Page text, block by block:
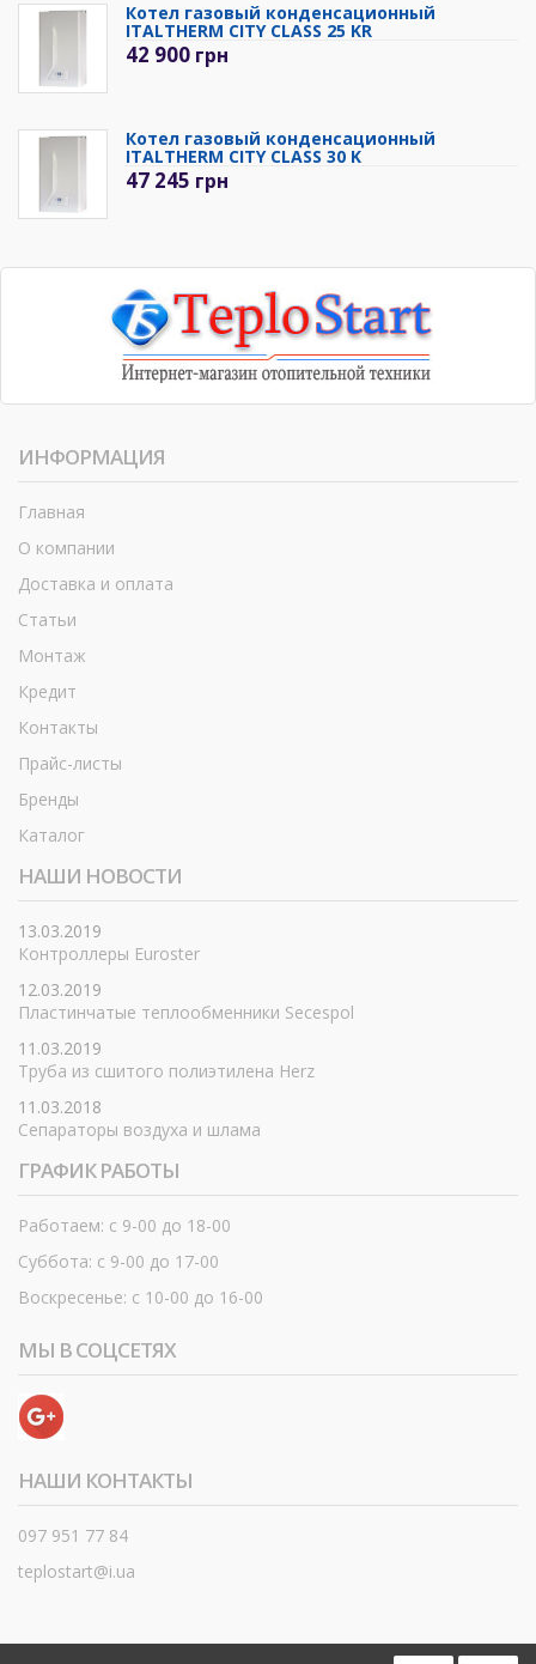
Котел газовый конденсационный
ITALTHERM CITY CLASS 25 KR
42 900 грн
Котел газовый конденсационный
ITALTHERM CITY CLASS 30 K
47 245 грн
ИНФОРМАЦИЯ
Главная
О компании
Доставка и оплата
Статьи
Монтаж
Кредит
Контакты
Прайс-листы
Бренды
Каталог
НАШИ НОВОСТИ
13.03.2019
Контроллеры Euroster
12.03.2019
Пластинчатые теплообменники Secespol
11.03.2019
Труба из сшитого полиэтилена Herz
11.03.2018
Сепараторы воздуха и шлама
ГРАФИК РАБОТЫ
Работаем: с 9-00 до 18-00
Суббота: с 9-00 до 17-00
Воскресенье: с 10-00 до 16-00
МЫ В СОЦСЕТЯХ
НАШИ КОНТАКТЫ
097 951 77 84
teplostart@i.ua